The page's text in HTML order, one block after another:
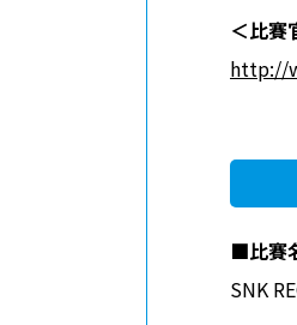
＜比賽
http://
■比賽
SNK